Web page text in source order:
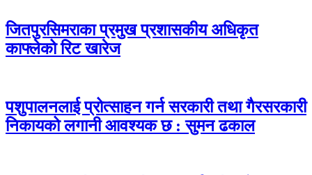
जितपुरसिमराका प्रमुख प्रशासकीय अधिकृत
काफ्लेको रिट खारेज
पशुपालनलाई प्रोत्साहन गर्न सरकारी तथा गैरसरकारी
निकायको लगानी आवश्यक छ : सुमन ढकाल